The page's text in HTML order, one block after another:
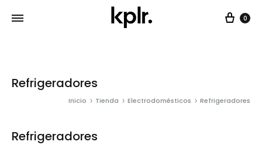
0
Refrigeradores
Inicio Tienda Electrodomésticos Refrigeradores
Refrigeradores